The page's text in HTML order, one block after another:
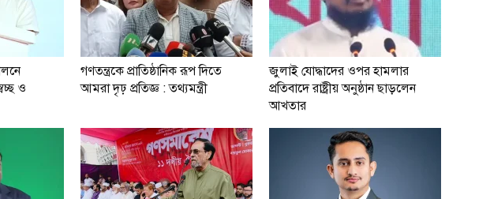
ও
গণতন্ত্রকে প্রাতিষ্ঠানিক রূপ দিতে
আমরা দৃঢ় প্রতিজ্ঞ : তথ্যমন্ত্রী
জুলাই যোদ্ধাদের ওপর হামলার
প্রতিবাদে রাষ্ট্রীয় অনুষ্ঠান ছাড়লেন
আখতার